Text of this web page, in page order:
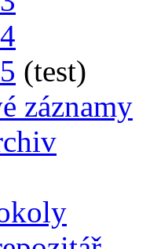
(test)
záznamy